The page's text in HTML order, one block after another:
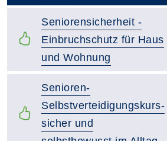
Seniorensicherheit -
Einbruchschutz für Haus
und Wohnung
Senioren-
Selbstverteidigungskurs-
sicher und